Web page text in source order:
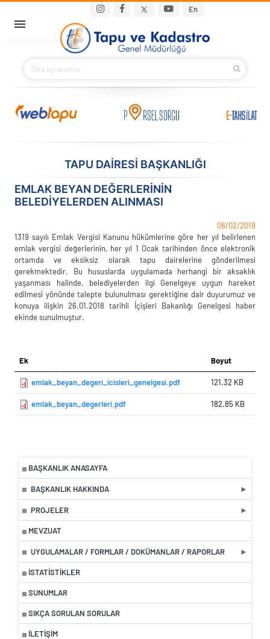
En
Main navigation
BAKANIMIZ
KURUMSAL
İLETIŞIM
S.S.S.
TAPU DAİRESİ BAŞKANLIĞI
BAŞKANLIK ANASAYFA
BAŞKANLIK HAKKINDA
PROJELER
MEVZUAT
UYGULAMALAR / FORMLAR / DOKÜMANLAR / RAPORLAR
İSTATISTIKLER
SUNUMLAR
SIKÇA SORULAN SORULAR
İLETİŞİM
EMLAK BEYAN DEĞERLERİNİN
BELEDİYELERDEN ALINMASI
08/02/2019
1319 sayılı Emlak Vergisi Kanunu hükümlerine göre her yıl belirlenen
emlak vergisi değerlerinin, her yıl 1 Ocak tarihinden önce elektronik
ortamda ve eksiksiz olarak tapu dairelerine gönderilmesi
gerekmektedir. Bu hususlarda uygulamada herhangi bir aksaklık
yaşanması halinde, belediyelerden ilgi Genelgeye uygun hareket
edilmesi yönünde talepte bulunulması gerektiğine dair duyurumuz ve
konuya ilişkin 26.01.2018 tarihli İçişleri Bakanlığı Genelgesi haber
ekinde sunulmuştur.
Ek Boyut
emlak_beyan_degeri_icisleri_genelgesi.pdf 121.32 KB
emlak_beyan_degerleri.pdf 182.85 KB